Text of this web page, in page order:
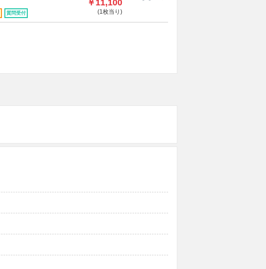
質問受付
￥11,100
(1枚当り)